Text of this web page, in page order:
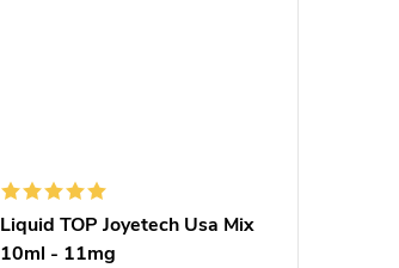
Liquid TOP Joyetech Usa Mix
10ml - 11mg